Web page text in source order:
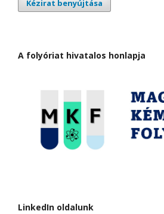
Kézirat benyújtása
A folyóriat hivatalos honlapja
LinkedIn oldalunk